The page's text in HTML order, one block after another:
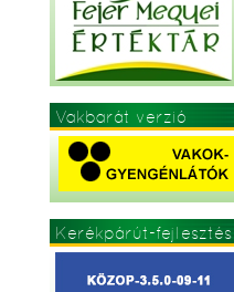
Vakbarát verzió
Kerékpárút-fejlesztés